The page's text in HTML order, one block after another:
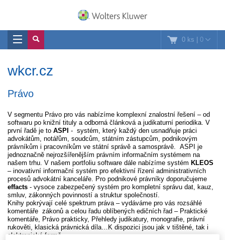
0 ks | 0
wkcr.cz
Právo
V segmentu Právo pro vás nabízíme komplexní znalostní řešení – od
softwaru po knižní tituly a odborná článková a judikaturní periodika. V
první řadě je to ASPI - systém, který každý den usnadňuje práci
advokátům, notářům, soudcům, státním zástupcům, podnikovým
právníkům i pracovníkům ve státní správě a samosprávě. ASPI je
jednoznačně nejrozšířenějším právním informačním systémem na
našem trhu. V našem portfoliu software dále nabízíme systém KLEOS
– inovativní informační systém pro efektivní řízení administrativních
procesů advokátní kanceláře. Pro podnikové právníky doporučujeme
effacts - vysoce zabezpečený systém pro kompletní správu dat, kauz,
smluv, zákonných povinností a struktur společností.
Knihy pokrývají celé spektrum práva – vydáváme pro vás rozsáhlé
komentáře zákonů a celou řadu oblíbených edičních řad – Praktické
komentáře, Právo prakticky, Přehledy judikatury, monografie, právní
rukověti, klasická právnická díla…K dispozici jsou jak v tištěné, tak i
elektronické formě.